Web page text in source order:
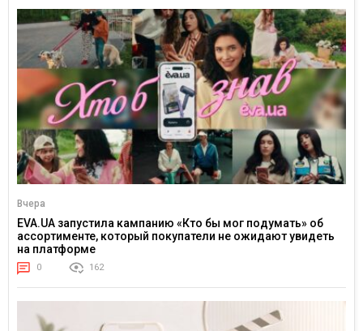
Вчера
EVA.UA запустила кампанию «Кто бы мог подумать» об
ассортименте, который покупатели не ожидают увидеть
на платформе
0 162